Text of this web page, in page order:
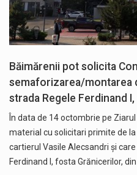
Băimărenii pot solicita
semaforizarea/montarea
strada Regele Ferdinand
În data de 14 octombrie pe
material cu solicitari primite de
cartierul Vasile Alecsandri și
Ferdinand I, fosta Grănicerilor, din